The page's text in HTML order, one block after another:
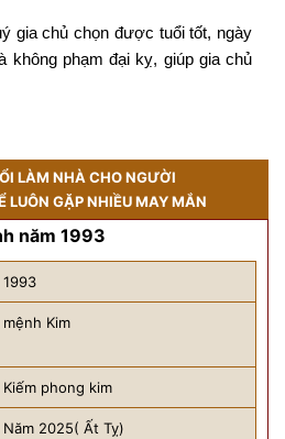
gia chủ chọn được tuổi tốt, ngày
không phạm đại kỵ, giúp gia chủ
LÀM NHÀ CHO NGƯỜI
LUÔN GẶP NHIỀU MAY MẮN
năm 1993
1993
mệnh Kim
Kiếm phong kim
Năm 2025( Ất Tỵ)